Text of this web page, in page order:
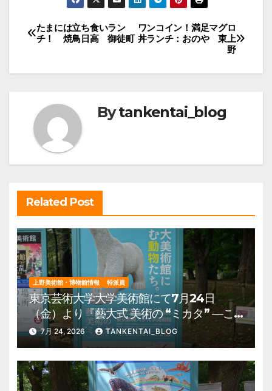
投
稿
ー
シ
ワンコイン！満足マグロ
丼ランチ：おのや 東上
野
たまには立ち食いラン
チ！ 焼鳥日高 御徒町
Bytankentai_blog
Related Post
上野美術館・博物館情報 特派員
東京芸術大学大学美術館にて7月24日
（金）より『藝大式 美術の “ミカタ” ―こ
の夏、藝大生になる―』を開催。 上野公
園 美術館・博物館 混雑情報他
7月 24, 2026 TANKENTAI_BLOG